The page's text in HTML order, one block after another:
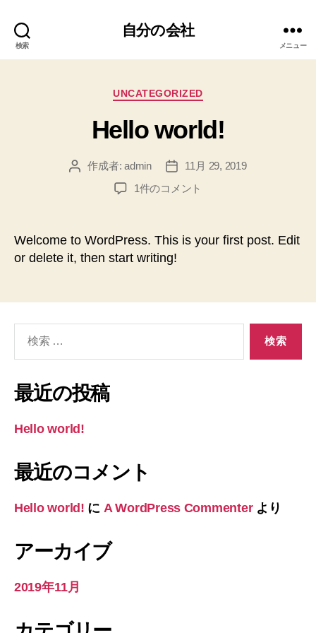
検索
自分の会社
メニュー
カ
ゴ
リ
UNCATEGORIZED
Hello world!
投
作成者:admin
投
稿
11月 29, 2019
Hello
1件のコメント
Welcome to WordPress. This is your first post. Edit
or delete it, then start writing!
象:
最近の投稿
Hello world!
最近のコメント
Hello world! に A WordPress Commenterより
アーカイブ
2019年11月